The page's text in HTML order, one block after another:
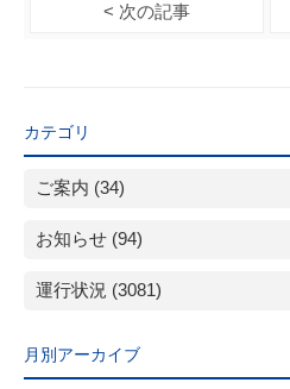
< 次の記事
カテゴリ
ご案内 (34)
お知らせ (94)
運行状況 (3081)
月別アーカイブ